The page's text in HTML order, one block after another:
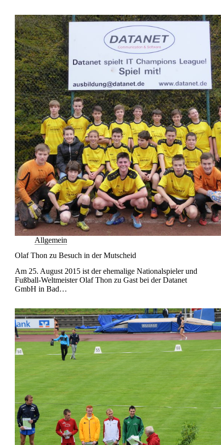
Allgemein
Olaf Thon zu Besuch in der Mutscheid
Am 25. August 2015 ist der ehemalige Nationalspieler und
Fußball-Weltmeister Olaf Thon zu Gast bei der Datanet
GmbH in Bad…